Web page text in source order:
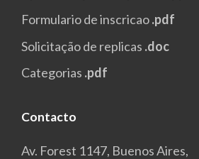
Formulario de inscricao.pdf
Solicitação de replicas .doc
Categorias .pdf
Contacto
Av. Forest 1147, Buenos Aires,